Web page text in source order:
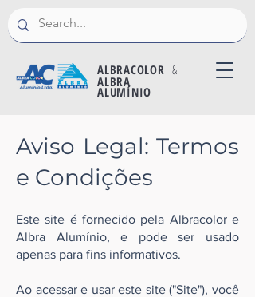
ALBRACOLOR &
ALBRA
ALUMÍNIO
Aviso Legal: Termos
e Condições
Este site é fornecido pela Albracolor e
Albra Alumínio, e pode ser usado
apenas para fins informativos.
Ao acessar e usar este site ("Site"), você